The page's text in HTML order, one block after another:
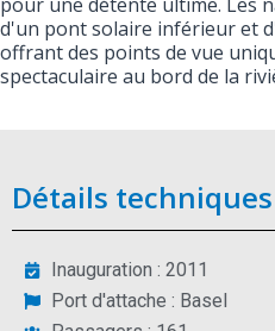
d'un pont solaire inférieur et
offrant des points de vue
spectaculaire au bord de la
Détails techniques
Inauguration : 2011
Port d'attache : Basel